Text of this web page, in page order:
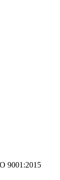
9001:2015